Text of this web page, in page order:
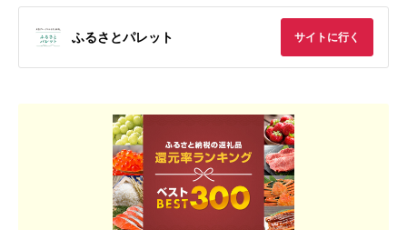
ふるさとパレット サイトに行く